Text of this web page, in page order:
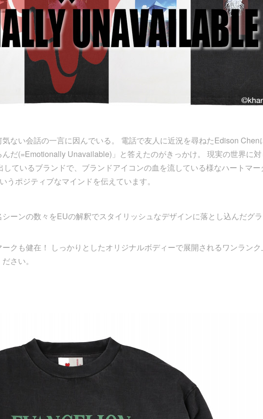
ない会話の一言に因んでいる。 電話で友人に近況を尋ねたEdison Chen
だ(=Emotionally Unavailable)」と答えたのがきっかけ。 現実の世界に対
ているブランドで、ブランドアイコンの血を流している様なハートマー
うポジティブなマインドを伝えています。
ーンの数々をEUの解釈でスタイリッシュなデザインに落とし込んだグ
クも健在！ しっかりとしたオリジナルボディーで展開されるワンランク
さい。